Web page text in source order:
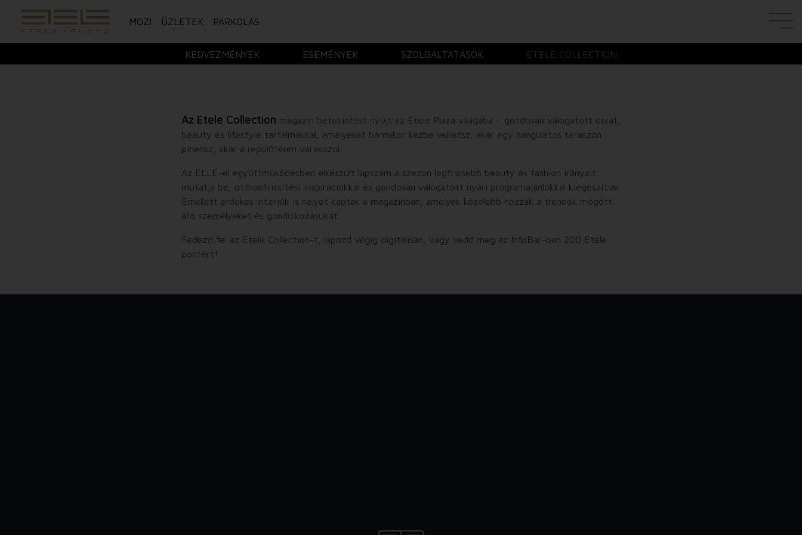
MOZI ÜZLETEK PARKOLÁS
KEDVEZMÉNYEK ESEMÉNYEK SZOLGÁLTATÁSOK ETELE COLLECTION
Az Etele Collection magazin betekintést nyújt az Etele Plaza világába – gondosan válogatott divat,
beauty és lifestyle tartalmakkal, amelyeket bármikor kézbe vehetsz, akár egy hangulatos teraszon
pihensz, akár a repülőtéren várakozol.
Az ELLE-el együttműködésben elkészült lapszám a szezon legfrissebb beauty és fashion irányait
mutatja be, otthonfrissítési inspirációkkal és gondosan válogatott nyári programajánlókkal kiegészítve.
Emellett érdekes interjúk is helyet kaptak a magazinban, amelyek közelebb hozzák a trendek mögött
álló személyeket és gondolkodásukat.
Fedezd fel az Etele Collection-t, lapozd végig digitálisan, vagy vedd meg az InfoBar-ban 200 Etele
pontért!